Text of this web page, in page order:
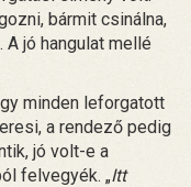
bármit csinálna,
jó hangulat mellé
minden leforgatott
a rendező pedig
jó volt-e a
felvegyék. „Itt